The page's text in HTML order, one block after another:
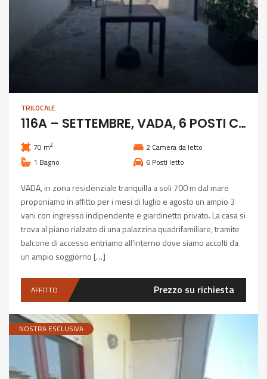
TRILOCALE
116A – SETTEMBRE, VADA, 6 POSTI CLIMATIZZATO
70 m2 2 Camera da letto
1 Bagno 6 Posti letto
VADA, in zona residenziale tranquilla a soli 700 m dal mare
proponiamo in affitto per i mesi di luglio e agosto un ampio 3
vani con ingresso indipendente e giardinetto privato. La casa si
trova al piano rialzato di una palazzina quadrifamiliare, tramite
balcone di accesso entriamo all’interno dove siamo accolti da
un ampio soggiorno […]
AFFITTO Prezzo su richiesta
NOSTRA ESCLUSIVA